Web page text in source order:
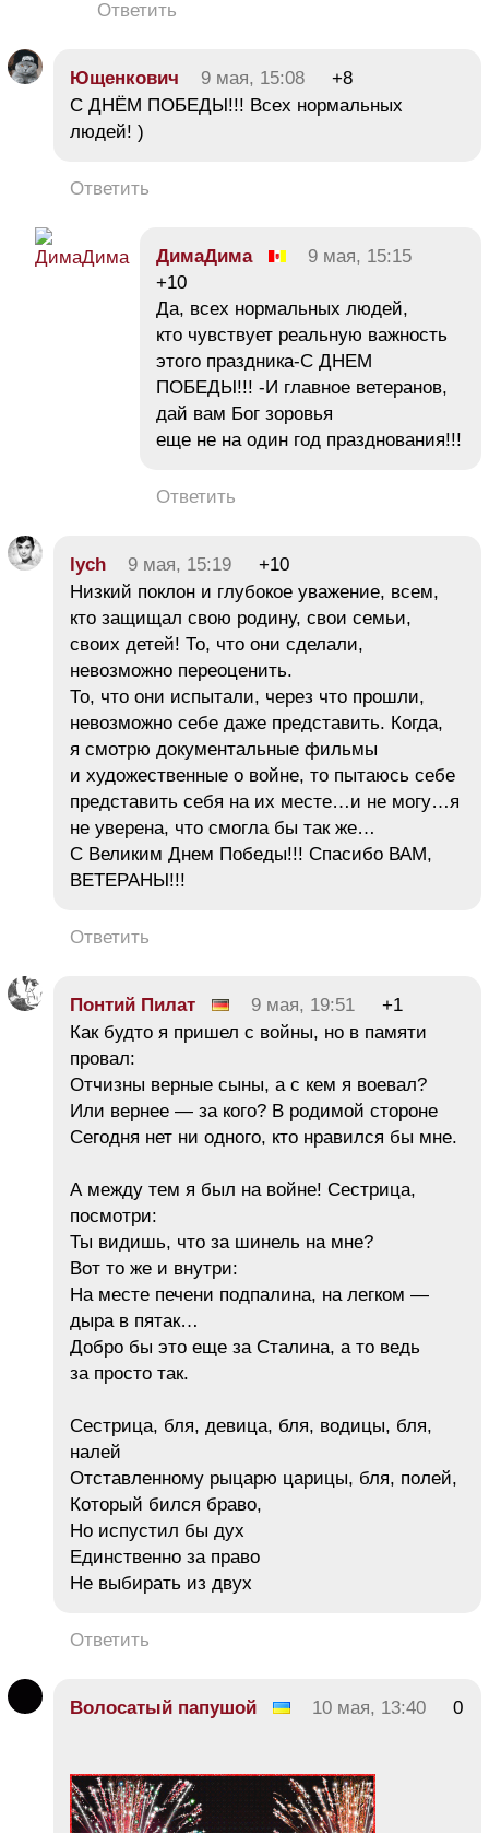
Ответить
Ющенкович 9 мая, 15:08
+8
С ДНЁМ ПОБЕДЫ!!! Всех нормальных
людей! )
Ответить
ДимаДима
9 мая, 15:15
+10
Да, всех нормальных людей,
кто чувствует реальную важность
этого праздника-С ДНЕМ
ПОБЕДЫ!!! -И главное ветеранов,
дай вам Бог зоровья
еще не на один год празднования!!!
Ответить
lych 9 мая, 15:19
+10
Низкий поклон и глубокое уважение, всем,
кто защищал свою родину, свои семьи,
своих детей! То, что они сделали,
невозможно переоценить.
То, что они испытали, через что прошли,
невозможно себе даже представить. Когда,
я смотрю документальные фильмы
и художественные о войне, то пытаюсь себе
представить себя на их месте…и не могу…я
не уверена, что смогла бы так же…
С Великим Днем Победы!!! Спасибо ВАМ,
ВЕТЕРАНЫ!!!
Ответить
Понтий Пилат 9 мая, 19:51
+1
Как будто я пришел с войны, но в памяти
провал:
Отчизны верные сыны, а с кем я воевал?
Или вернее — за кого? В родимой стороне
Сегодня нет ни одного, кто нравился бы мне.
А между тем я был на войне! Сестрица,
посмотри:
Ты видишь, что за шинель на мне?
Вот то же и внутри:
На месте печени подпалина, на легком —
дыра в пятак…
Добро бы это еще за Сталина, а то ведь
за просто так.
Сестрица, бля, девица, бля, водицы, бля,
налей
Отставленному рыцарю царицы, бля, полей,
Который бился браво,
Но испустил бы дух
Единственно за право
Не выбирать из двух
Ответить
Волосатый папушой 10 мая, 13:40 0